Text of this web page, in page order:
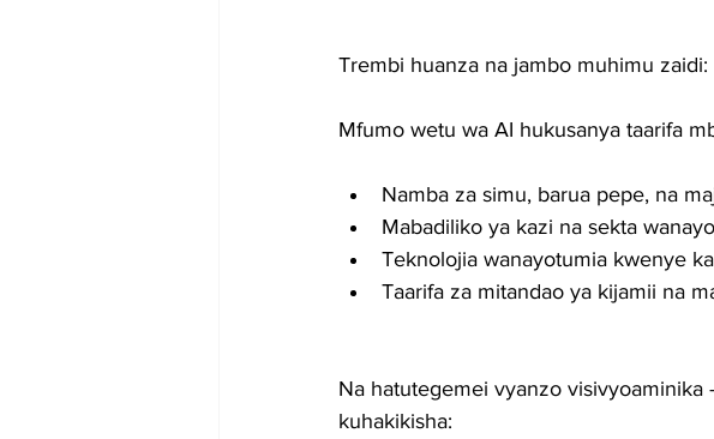
Trembi huanza na jambo muhimu
Mfumo wetu wa AI hukusanya taarifa
Namba za simu, barua pepe, na
Mabadiliko ya kazi na sekta
Teknolojia wanayotumia kwenye
Taarifa za mitandao ya kijamii na
Na hatutegemei vyanzo
kuhakikisha: